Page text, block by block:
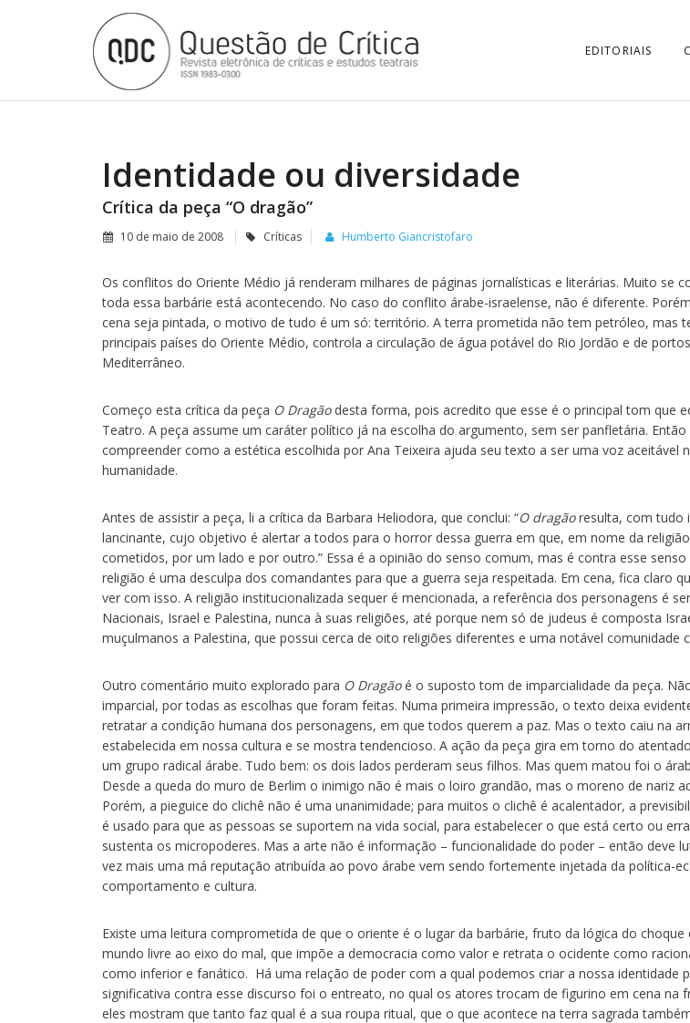
EDITORIAIS
Identidade ou diversidade
Crítica da peça “O dragão”
10 de maio de 2008 Críticas Humberto Giancristofaro
Os conflitos do Oriente Médio já renderam milhares de páginas jornalísticas e literárias. Muito se
toda essa barbárie está acontecendo. No caso do conflito árabe-israelense, não é diferente.
cena seja pintada, o motivo de tudo é um só: território. A terra prometida não tem petróleo, mas
principais países do Oriente Médio, controla a circulação de água potável do Rio Jordão e de
Mediterrâneo.
Começo esta crítica da peça O Dragãodesta forma, pois acredito que esse é o principal tom que
Teatro. A peça assume um caráter político já na escolha do argumento, sem ser panfletária.
compreender como a estética escolhida por Ana Teixeira ajuda seu texto a ser uma voz aceitável
humanidade.
Antes de assistir a peça, li a crítica da Barbara Heliodora, que conclui: “O dragãoresulta, com tudo
lancinante, cujo objetivo é alertar a todos para o horror dessa guerra em que, em nome da
cometidos, por um lado e por outro.” Essa é a opinião do senso comum, mas é contra esse
religião é uma desculpa dos comandantes para que a guerra seja respeitada. Em cena, fica claro
ver com isso. A religião institucionalizada sequer é mencionada, a referência dos personagens é
Nacionais, Israel e Palestina, nunca à suas religiões, até porque nem só de judeus é composta
muçulmanos a Palestina, que possui cerca de oito religiões diferentes e uma notável comunidade
Outro comentário muito explorado para O Dragãoé o suposto tom de imparcialidade da peça.
imparcial, por todas as escolhas que foram feitas. Numa primeira impressão, o texto deixa
retratar a condição humana dos personagens, em que todos querem a paz. Mas o texto caiu na
estabelecida em nossa cultura e se mostra tendencioso. A ação da peça gira em torno do
um grupo radical árabe. Tudo bem: os dois lados perderam seus filhos. Mas quem matou foi o
Desde a queda do muro de Berlim o inimigo não é mais o loiro grandão, mas o moreno de nariz
Porém, a pieguice do clichê não é uma unanimidade; para muitos o clichê é acalentador, a
é usado para que as pessoas se suportem na vida social, para estabelecer o que está certo ou
sustenta os micropoderes. Mas a arte não é informação – funcionalidade do poder – então deve
vez mais uma má reputação atribuída ao povo árabe vem sendo fortemente injetada da política-
comportamento e cultura.
Existe uma leitura comprometida de que o oriente é o lugar da barbárie, fruto da lógica do choque
mundo livre ao eixo do mal, que impõe a democracia como valor e retrata o ocidente como
como inferior e fanático. Há uma relação de poder com a qual podemos criar a nossa identidade
significativa contra esse discurso foi o entreato, no qual os atores trocam de figurino em cena na
eles mostram que tanto faz qual é a sua roupa ritual, que o que acontece na terra sagrada